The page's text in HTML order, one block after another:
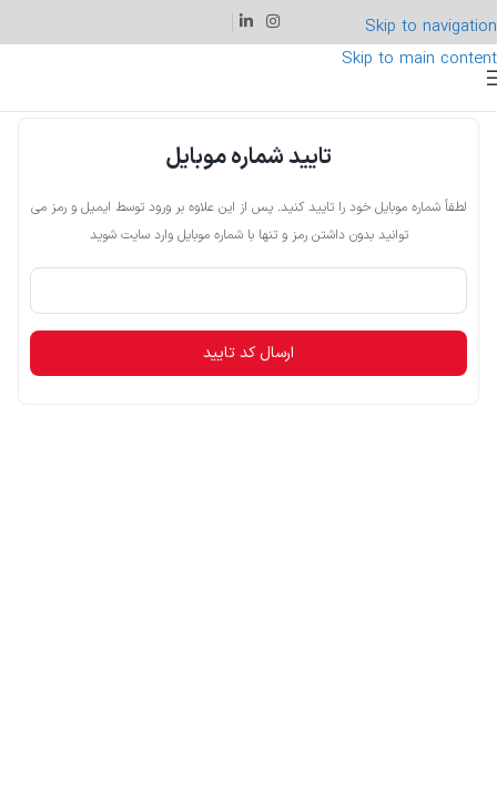
Skip to navigation
Skip to main content
تایید شماره موبایل
لطفاً شماره موبایل خود را تایید کنید. پس از این علاوه بر ورود توسط ایمیل و رمز می
توانید بدون داشتن رمز و تنها با شماره موبایل وارد سایت شوید
ارسال کد تایید